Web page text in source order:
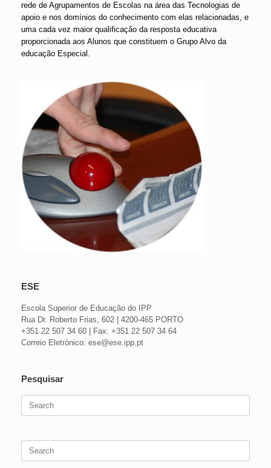
rede de Agrupamentos de Escolas na área das Tecnologias de
apoio e nos domínios do conhecimento com elas relacionadas, e
uma cada vez maior qualificação da resposta educativa
proporcionada aos Alunos que constituem o Grupo Alvo da
educação Especial.
ESE
Escola Superior de Educação do IPP
Rua Dr. Roberto Frias, 602 | 4200-465 PORTO
+351 22 507 34 60 | Fax: +351 22 507 34 64
Correio Eletrónico: ese@ese.ipp.pt
Pesquisar
Search
Search